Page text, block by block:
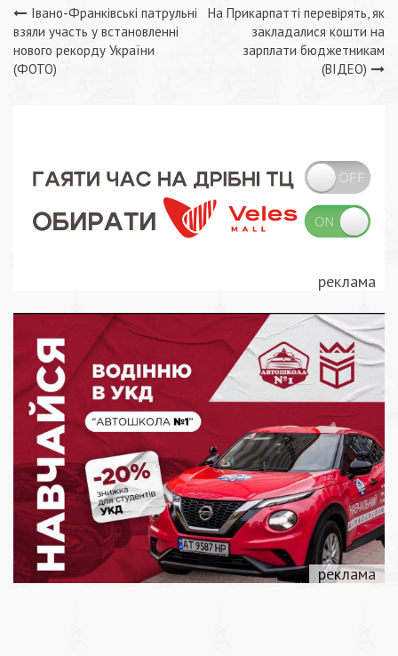
Навігація
записів
Івано-Франківські патрульні
взяли участь у встановленні
нового рeкорду України
(ФОТО)
На Прикарпатті перевірять, як
закладалися кошти на
зарплати бюджетникам
(ВІДЕО)